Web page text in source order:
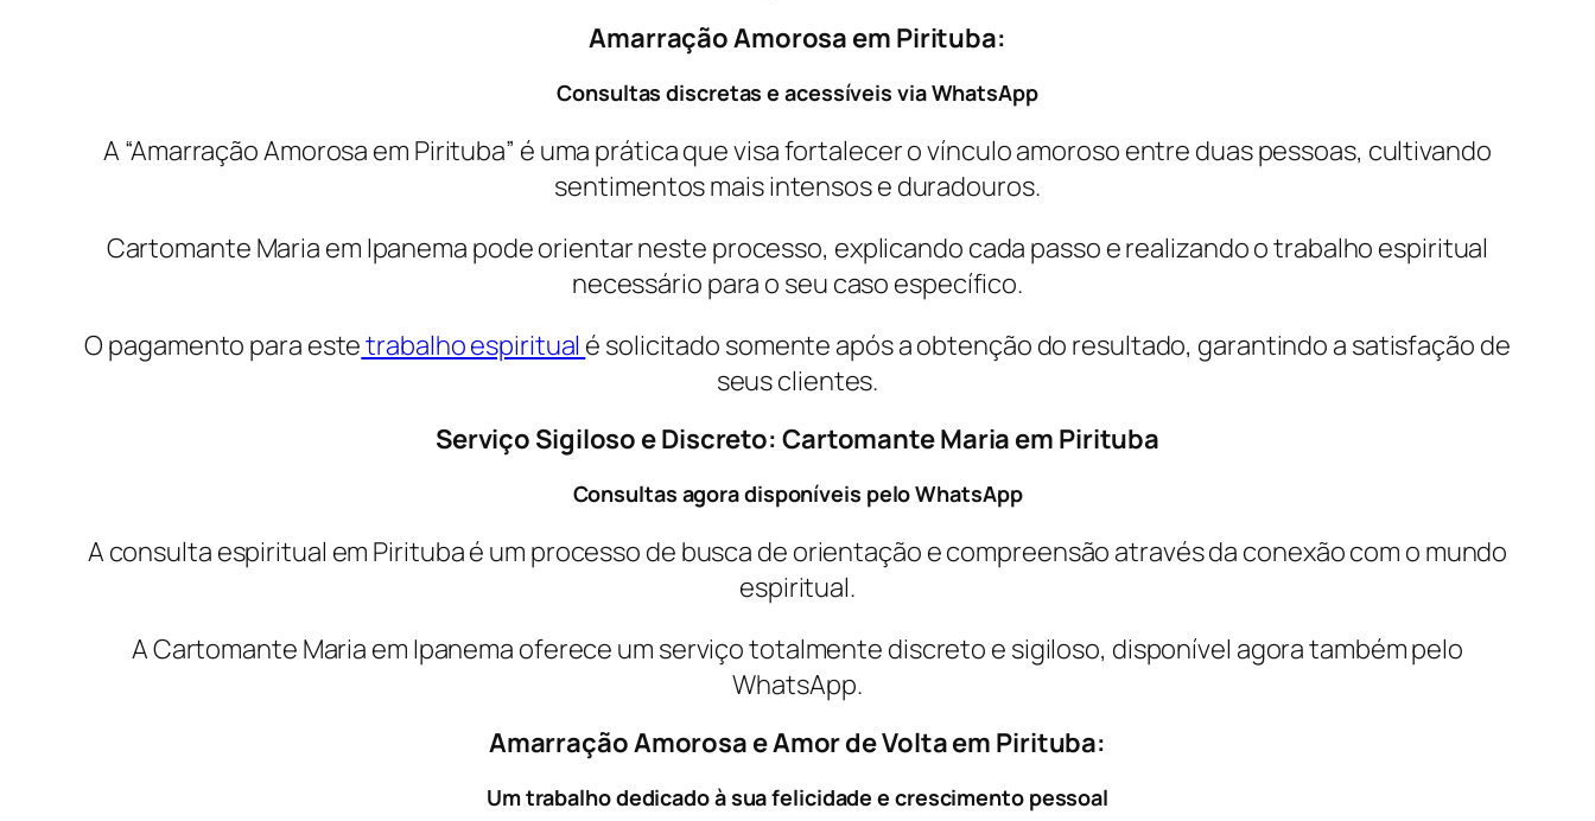
Amarração Amorosa em Pirituba:
Consultas discretas e acessíveis via WhatsApp
A “Amarração Amorosa em Pirituba” é uma prática que visa fortalecer o vínculo amoroso entre duas pessoas, cultivando
sentimentos mais intensos e duradouros.
Cartomante Maria em Ipanema pode orientar neste processo, explicando cada passo e realizando o trabalho espiritual
necessário para o seu caso específico.
O pagamento para estetrabalho espiritual é solicitado somente após a obtenção do resultado, garantindo a satisfação de
seus clientes.
Serviço Sigiloso e Discreto: Cartomante Maria em Pirituba
Consultas agora disponíveis pelo WhatsApp
A consulta espiritual em Pirituba é um processo de busca de orientação e compreensão através da conexão com o mundo
espiritual.
A Cartomante Maria em Ipanema oferece um serviço totalmente discreto e sigiloso, disponível agora também pelo
WhatsApp.
Amarração Amorosa e Amor de Volta em Pirituba:
Um trabalho dedicado à sua felicidade e crescimento pessoal